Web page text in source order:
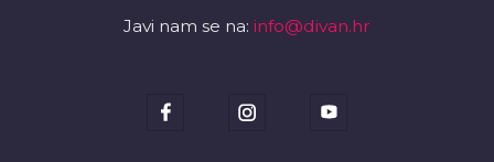
Javi nam se na: info@divan.hr